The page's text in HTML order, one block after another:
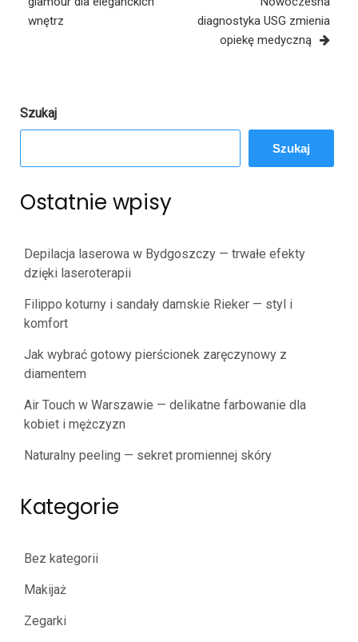
wnętrz
diagnostyka USG zmienia
opiekę medyczną
Szukaj
Szukaj
Ostatnie wpisy
Depilacja laserowa w Bydgoszczy — trwałe efekty
dzięki laseroterapii
Filippo koturny i sandały damskie Rieker — styl i
komfort
Jak wybrać gotowy pierścionek zaręczynowy z
diamentem
Air Touch w Warszawie — delikatne farbowanie dla
kobiet i mężczyzn
Naturalny peeling — sekret promiennej skóry
Kategorie
Bez kategorii
Makijaż
Zegarki